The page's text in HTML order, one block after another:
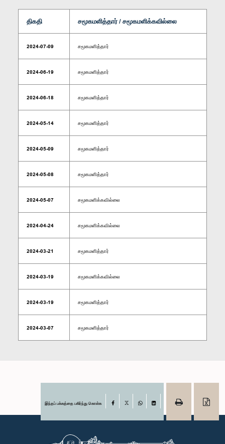
திகதி சமூகமளித்தார் / சமூகமளிக்கவில்லை
2024-07-09 சமூகமளித்தார்
2024-06-19 சமூகமளித்தார்
2024-06-18 சமூகமளித்தார்
2024-05-14 சமூகமளித்தார்
2024-05-09 சமூகமளித்தார்
2024-05-08 சமூகமளித்தார்
2024-05-07 சமூகமளிக்கவில்லை
2024-04-24 சமூகமளிக்கவில்லை
2024-03-21 சமூகமளித்தார்
2024-03-19 சமூகமளிக்கவில்லை
2024-03-19 சமூகமளித்தார்
2024-03-07 சமூகமளித்தார்
இந்தப் பக்கத்தை பகிர்ந்து கொள்க Facebook